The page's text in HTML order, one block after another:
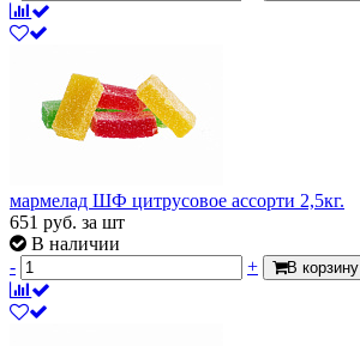
мармелад ШФ цитрусовое ассорти 2,5кг.
651 руб. за шт
В наличии
-
+ В корзину